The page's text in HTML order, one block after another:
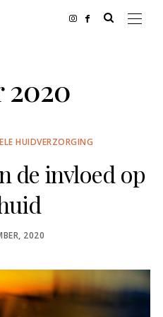
2020
HUIDVERZORGING
de invloed op
2020